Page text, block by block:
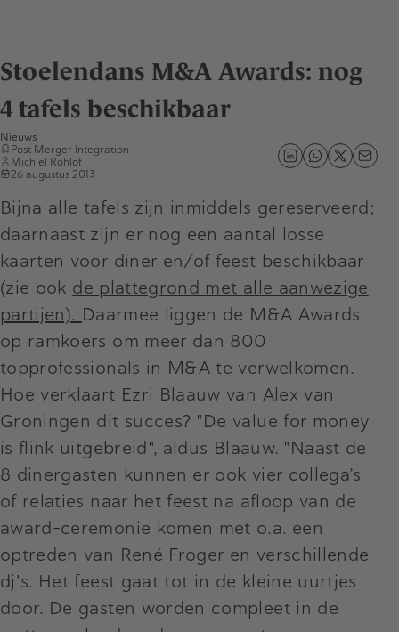
Stoelendans M&A Awards: nog
4 tafels beschikbaar
Nieuws
Post Merger Integration
Michiel Rohlof
26 augustus 2013
Bijna alle tafels zijn inmiddels gereserveerd;
daarnaast zijn er nog een aantal losse
kaarten voor diner en/of feest beschikbaar
(zie ook de plattegrond met alle aanwezige
partijen). Daarmee liggen de M&A Awards
op ramkoers om meer dan 800
topprofessionals in M&A te verwelkomen.
Hoe verklaart Ezri Blaauw van Alex van
Groningen dit succes? "De value for money
is flink uitgebreid", aldus Blaauw. "Naast de
8 dinergasten kunnen er ook vier collega’s
of relaties naar het feest na afloop van de
award-ceremonie komen met o.a. een
optreden van René Froger en verschillende
dj's. Het feest gaat tot in de kleine uurtjes
door. De gasten worden compleet in de